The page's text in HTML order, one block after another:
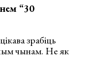
“30
зрабіць
чынам. Не як